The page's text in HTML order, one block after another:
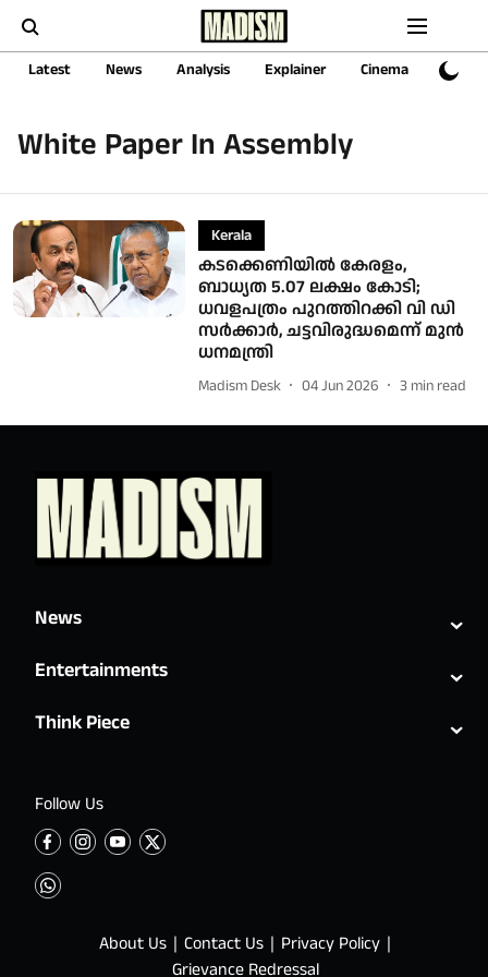
Latest News Analysis Explainer Cinema Sports
White Paper In Assembly
Kerala
കടക്കെണിയിൽ കേരളം,
ബാധ്യത 5.07 ലക്ഷം കോടി;
ധവളപത്രം പുറത്തിറക്കി വി ഡി
സർക്കാർ, ചട്ടവിരുദ്ധമെന്ന് മുന്‍
ധനമന്ത്രി
Madism Desk 04 Jun 2026 3 min read
Follow Us
News ⌄
Entertainments ⌄
Think Piece ⌄
About Us Contact Us
Privacy Policy
Grievance Redressal